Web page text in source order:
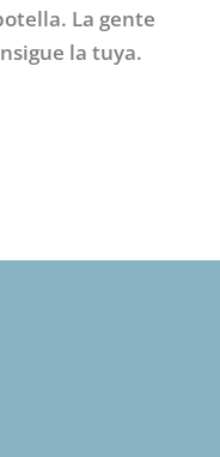
La gente
la tuya.